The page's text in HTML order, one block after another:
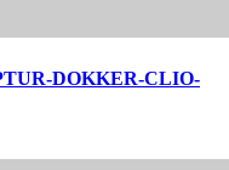
DOKKER-CLIO-